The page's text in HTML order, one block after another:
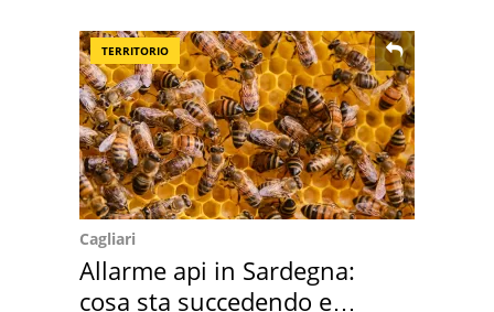
TERRITORIO
Cagliari
Allarme api in Sardegna:
cosa sta succedendo e